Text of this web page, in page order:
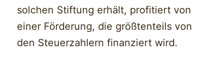
solchen Stiftung erhält, profitiert von
einer Förderung, die größtenteils von
den Steuerzahlern finanziert wird.